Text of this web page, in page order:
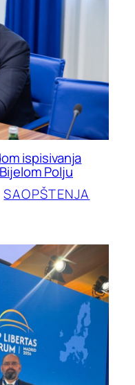
ispisivanja
Polju
SAOPŠTENJA